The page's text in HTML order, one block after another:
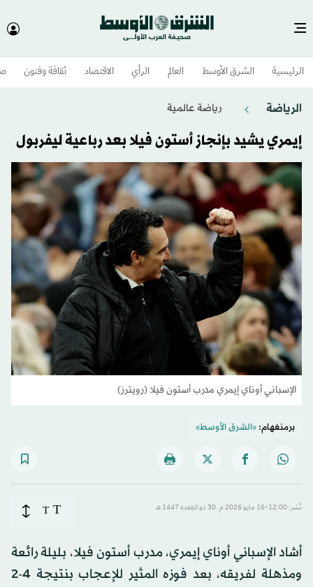
الرئيسية الشرق الأوسط​ العالم الرأي الاقتصاد ثقافة وفنون
الرياضة رياضة عالمية
إيمري يشيد بإنجاز أستون فيلا بعد رباعية ليفربول
الإسباني أوناي إيمري مدرب أستون فيلا (رويترز)
برمنغهام:«الشرق الأوسط»
نُشر: 12:00-16 مايو 2026 م ـ 30 ذو القِعدة 1447 هـ T
T
أشاد الإسباني أوناي إيمري، مدرب أستون فيلا، بليلة رائعة
ومذهلة لفريقه، بعد فوزه المثير للإعجاب بنتيجة 4-2